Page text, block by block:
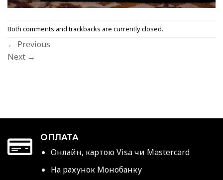
Both comments and trackbacks are currently closed.
← Previous
Next →
ОПЛАТА
Онлайн, картою Visa чи Mastercard
На рахунок Монобанку